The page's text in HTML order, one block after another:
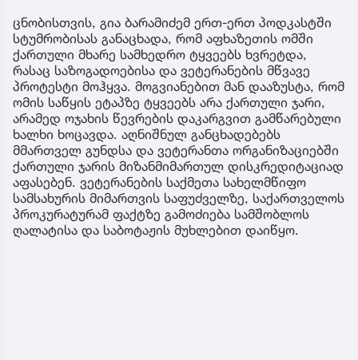
ცნობისთვის, გია ბარამიძემ ერთ-ერთ პოდკასტში
სტუმრობისას განაცხადა, რომ აფხაზეთის ომში
ქართული მხარე სამხედრო ტყვეებს ხვრეტდა,
რასაც საზოგადოებისა და ვეტერანების მწვავე
პროტესტი მოჰყვა. მოგვიანებით მან დააზუსტა, რომ
ომის საწყის ეტაპზე ტყვეებს არა ქართული ჯარი,
არამედ ოჯახის წევრების დაკარგვით გამწარებული
ხალხი ხოცავდა. აღნიშნულ განცხადებებს
მმართველ გუნდსა და ვეტერანთა ორგანიზაციებში
ქართული ჯარის მიზანმიმართულ დისკრედიტაციად
აფასებენ. ვეტერანების საქმეთა სახელმწიფო
სამსახურის მიმართვის საფუძველზე, საქართველოს
პროკურატურამ ფაქტზე გამოძიება სამშობლოს
ღალატისა და საბოტაჟის მუხლებით დაიწყო.